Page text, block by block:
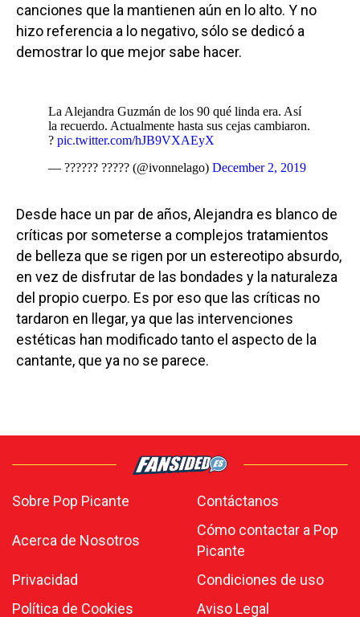
canciones que la mantienen aún en lo alto. Y no
hizo referencia a lo negativo, sólo se dedicó a
demostrar lo que mejor sabe hacer.
La Alejandra Guzmán de los 90 qué linda era. Así
la recuerdo. Actualmente hasta sus cejas cambiaron.
? pic.twitter.com/hJB9VXAEyX
— ?????? ????? (@ivonnelago) December 2, 2019
Desde hace un par de años, Alejandra es blanco de
críticas por someterse a complejos tratamientos
de belleza que se rigen por un estereotipo absurdo,
en vez de disfrutar de las bondades y la naturaleza
del propio cuerpo. Es por eso que las críticas no
tardaron en llegar, ya que las intervenciones
estéticas han modificado tanto el aspecto de la
cantante, que ya no se parece.
Sobre Pop Picante Contáctanos
Acerca de Nosotros
Cómo contactar a Pop
Picante
Privacidad
Condiciones de uso
Política de Cookies
Aviso Legal